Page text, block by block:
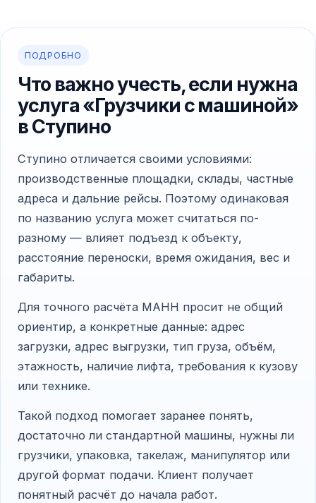
ПОДРОБНО
Что важно учесть, если нужна
услуга «Грузчики с машиной»
в Ступино
Ступино отличается своими условиями:
производственные площадки, склады, частные
адреса и дальние рейсы. Поэтому одинаковая
по названию услуга может считаться по-
разному — влияет подъезд к объекту,
расстояние переноски, время ожидания, вес и
габариты.
Для точного расчёта МАНН просит не общий
ориентир, а конкретные данные: адрес
загрузки, адрес выгрузки, тип груза, объём,
этажность, наличие лифта, требования к кузову
или технике.
Такой подход помогает заранее понять,
достаточно ли стандартной машины, нужны ли
грузчики, упаковка, такелаж, манипулятор или
другой формат подачи. Клиент получает
понятный расчёт до начала работ.